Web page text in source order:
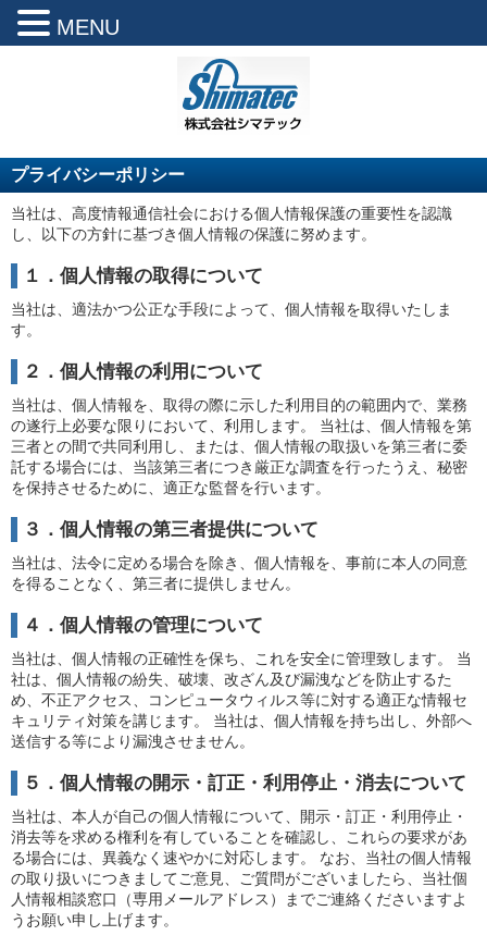
プライバシーポリシー
当社は、高度情報通信社会における個人情報保護の重要性を認識
し、以下の方針に基づき個人情報の保護に努めます。
１．個人情報の取得について
当社は、適法かつ公正な手段によって、個人情報を取得いたしま
す。
２．個人情報の利用について
当社は、個人情報を、取得の際に示した利用目的の範囲内で、業務
の遂行上必要な限りにおいて、利用します。 当社は、個人情報を第
三者との間で共同利用し、または、個人情報の取扱いを第三者に委
託する場合には、当該第三者につき厳正な調査を行ったうえ、秘密
を保持させるために、適正な監督を行います。
３．個人情報の第三者提供について
当社は、法令に定める場合を除き、個人情報を、事前に本人の同意
を得ることなく、第三者に提供しません。
４．個人情報の管理について
当社は、個人情報の正確性を保ち、これを安全に管理致します。 当
社は、個人情報の紛失、破壊、改ざん及び漏洩などを防止するた
め、不正アクセス、コンピュータウィルス等に対する適正な情報セ
キュリティ対策を講じます。 当社は、個人情報を持ち出し、外部へ
送信する等により漏洩させません。
５．個人情報の開示・訂正・利用停止・消去について
当社は、本人が自己の個人情報について、開示・訂正・利用停止・
消去等を求める権利を有していることを確認し、これらの要求があ
る場合には、異義なく速やかに対応します。 なお、当社の個人情報
の取り扱いにつきましてご意見、ご質問がございましたら、当社個
人情報相談窓口（専用メールアドレス）までご連絡くださいますよ
うお願い申し上げます。
MENU